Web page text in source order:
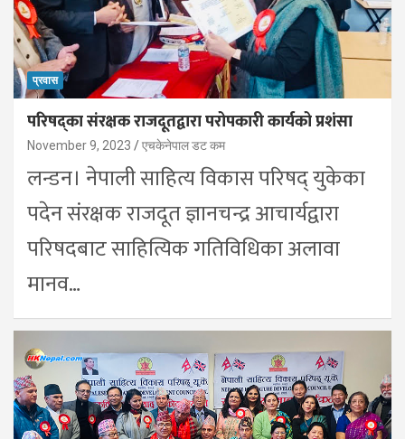
प्रवास
परिषद्का संरक्षक राजदूतद्वारा परोपकारी कार्यको प्रशंसा
November 9, 2023 एचकेनेपाल डट कम
लन्डन। नेपाली साहित्य विकास परिषद् युकेका
पदेन संरक्षक राजदूत ज्ञानचन्द्र आचार्यद्वारा
परिषदबाट साहित्यिक गतिविधिका अलावा
मानव…